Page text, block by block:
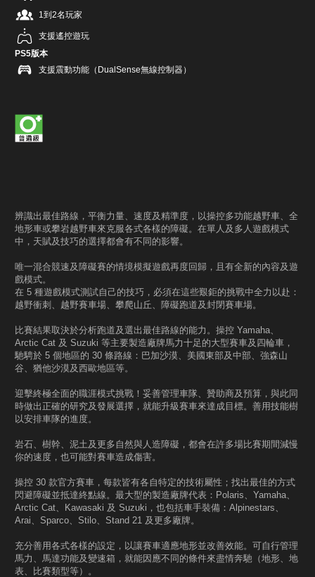
1到2名玩家
支援遙控遊玩
PS5版本
支援震動功能（DualSense無線控制器）
辨識出最佳路線，平衡力量、速度及精準度，以操控多功能越野車、全
地形車或攀岩越野車來克服各式各樣的障礙。在單人及多人遊戲模式
中，天賦及技巧的選擇都會有不同的影響。
唯一混合競速及障礙賽的情境模擬遊戲再度回歸，且有全新的內容及遊
戲模式。
在 5 種遊戲模式測試自己的技巧，必須在這些艱鉅的挑戰中全力以赴：
越野衝刺、越野賽車場、攀爬山丘、障礙跑道及封閉賽車場。
比賽結果取決於分析跑道及選出最佳路線的能力。操控 Yamaha、
Arctic Cat 及 Suzuki 等主要製造廠牌馬力十足的大型賽車及四輪車，
馳騁於 5 個地區的 30 條路線：巴加沙漠、美國東部及中部、強森山
谷、猶他沙漠及西歐地區等。
迎擊終極全面的職涯模式挑戰！妥善管理車隊、贊助商及預算，與此同
時做出正確的研究及發展選擇，就能升級賽車來達成目標。善用技能樹
以安排車隊的進度。
岩石、樹幹、泥土及更多自然與人造障礙，都會在許多場比賽期間減慢
你的速度，也可能對賽車造成傷害。
操控 30 款官方賽車，每款皆有各自特定的技術屬性；找出最佳的方式
閃避障礙並抵達終點線。最大型的製造廠牌代表：Polaris、Yamaha、
Arctic Cat、Kawasaki 及 Suzuki，也包括車手裝備：Alpinestars、
Arai、Sparco、Stilo、Stand 21 及更多廠牌。
充分善用各式各樣的設定，以讓賽車適應地形並改善效能。可自行管理
馬力、馬達功能及變速箱，就能因應不同的條件來盡情奔馳（地形、地
表、比賽類型等）。